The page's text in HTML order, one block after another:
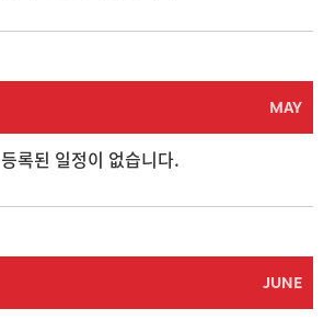
MAY
등록된 일정이 없습니다.
JUNE